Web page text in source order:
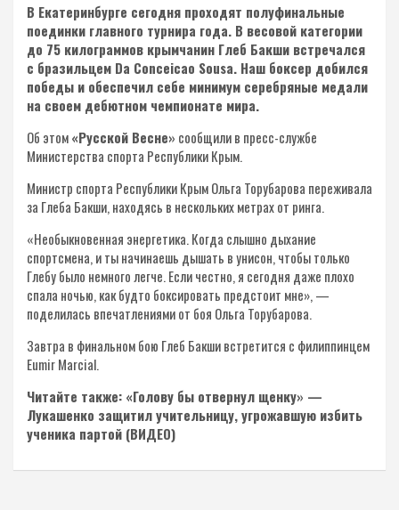
В Екатеринбурге сегодня проходят полуфинальные
поединки главного турнира года. В весовой категории
до 75 килограммов крымчанин Глеб Бакши встречался
с бразильцем Da Conceicao Sousa. Наш боксер добился
победы и обеспечил себе минимум серебряные медали
на своем дебютном чемпионате мира.
Об этом«Русской Весне» сообщили в пресс-службе
Министерства спорта Республики Крым.
Министр спорта Республики Крым Ольга Торубарова переживала
за Глеба Бакши, находясь в нескольких метрах от ринга.
«Необыкновенная энергетика. Когда слышно дыхание
спортсмена, и ты начинаешь дышать в унисон, чтобы только
Глебу было немного легче. Если честно, я сегодня даже плохо
спала ночью, как будто боксировать предстоит мне», —
поделилась впечатлениями от боя Ольга Торубарова.
Завтра в финальном бою Глеб Бакши встретится с филиппинцем
Eumir Marcial.
Читайте также: «Голову бы отвернул щенку» —
Лукашенко защитил учительницу, угрожавшую избить
ученика партой (ВИДЕО)